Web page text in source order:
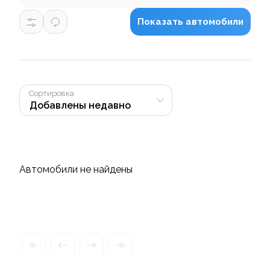
Показать автомобили
Сортировка
Автомобили не найдены